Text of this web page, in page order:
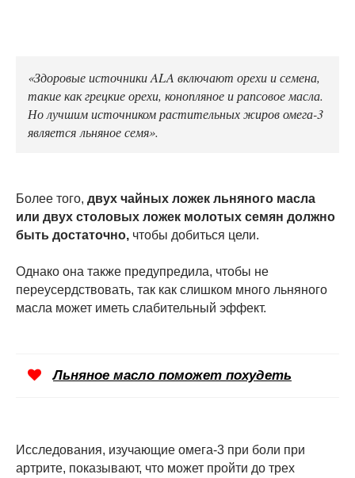
«Здоровые источники ALA включают орехи и семена,
такие как грецкие орехи, конопляное и рапсовое масла.
Но лучшим источником растительных жиров омега-3
является льняное семя».
Более того, двух чайных ложек льняного масла
или двух столовых ложек молотых семян должно
быть достаточно, чтобы добиться цели.
Однако она также предупредила, чтобы не
переусердствовать, так как слишком много льняного
масла может иметь слабительный эффект.
Льняное масло поможет похудеть
Исследования, изучающие омега-3 при боли при
артрите, показывают, что может пройти до трех